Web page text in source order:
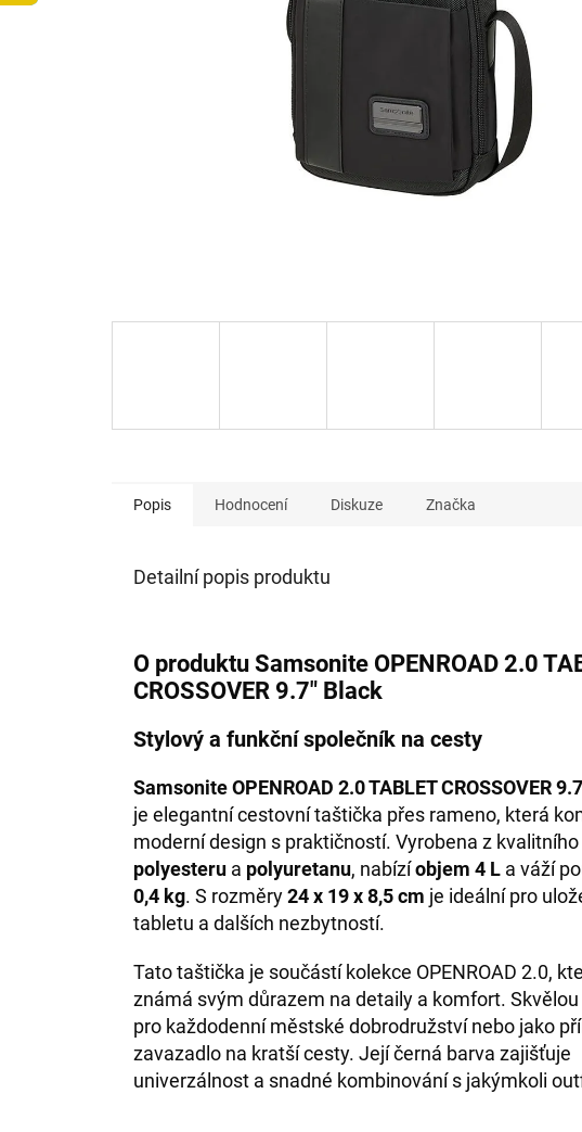
Popis Hodnocení Diskuze Značka
Detailní popis produktu
O produktu Samsonite OPENROAD 2.0
CROSSOVER 9.7" Black
Stylový a funkční společník na cesty
Samsonite OPENROAD 2.0 TABLET CROSSOVER
je elegantní cestovní taštička přes rameno, která
moderní design s praktičností. Vyrobena z kvalitního
polyesteru a polyuretanu, nabízíobjem 4 L a váží
0,4 kg. S rozměry24 x 19 x 8,5 cm je ideální pro
tabletu a dalších nezbytností.
Tato taštička je součástí kolekce OPENROAD 2.0,
známá svým důrazem na detaily a komfort.
pro každodenní městské dobrodružství nebo jako
zavazadlo na kratší cesty. Její černá barva zajišťuje
univerzálnost a snadné kombinování s jakýmkoli